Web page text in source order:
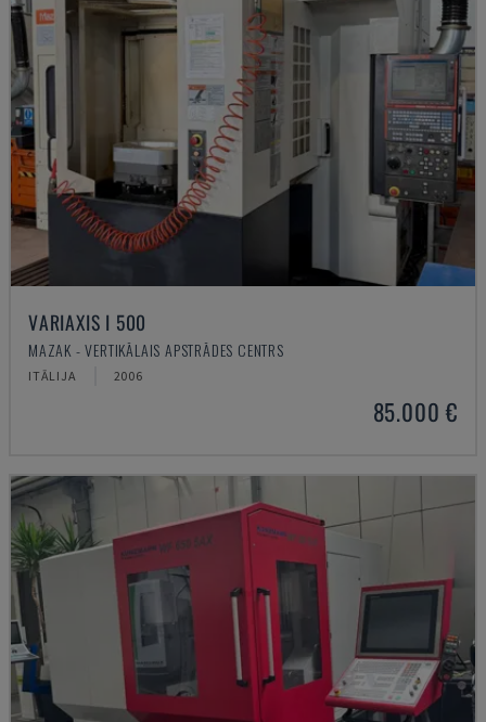
VARIAXIS I 500
MAZAK - VERTIKĀLAIS APSTRĀDES CENTRS
ITĀLIJA 2006
85.000 €